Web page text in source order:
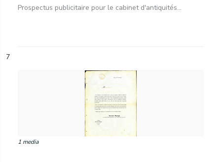
Prospectus publicitaire pour le cabinet d'antiquités...
7
1 media